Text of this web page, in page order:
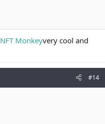
NFT Monkeyvery cool and
#14